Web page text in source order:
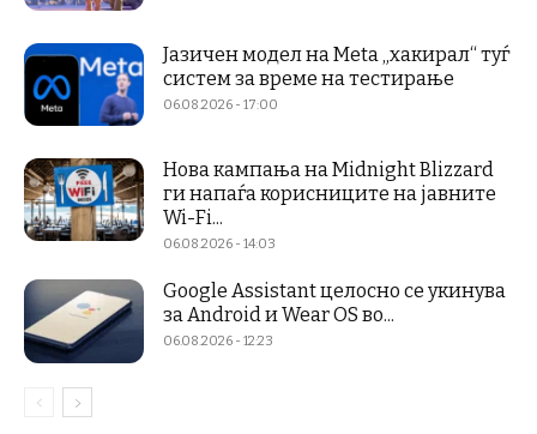
Јазичен модел на Meta „хакирал“ туѓ
систем за време на тестирање
06.08.2026 - 17:00
Нова кампања на Midnight Blizzard
ги напаѓа корисниците на јавните
Wi-Fi...
06.08.2026 - 14:03
Google Assistant целосно се укинува
за Android и Wear OS во...
06.08.2026 - 12:23